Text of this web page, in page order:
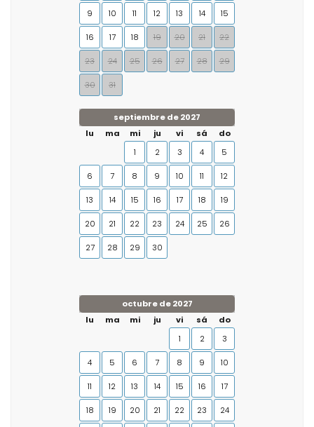
9 10 11 12 13 14 15
16 17 18 19 20 21 22
23 24 25 26 27 28 29
30 31
septiembre de 2027
lu
ma mi ju vi sá
do
1
2 3 4 5
6 7 8 9 10 11 12
13 14 15 16 17 18 19
20 21 22 23 24 25 26
27 28 29 30
octubre de 2027
lu
ma mi ju vi sá
do
1
2 3
4 5 6 7 8 9 10
11 12 13 14 15 16 17
18 19 20 21 22 23 24